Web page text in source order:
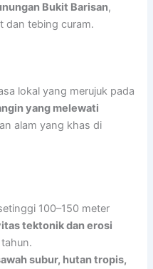
Bukit Barisan,
dan tebing curam.
lokal yang merujuk pada
yang melewati
alam yang khas di
100–150 meter
tektonik dan erosi
subur, hutan tropis,